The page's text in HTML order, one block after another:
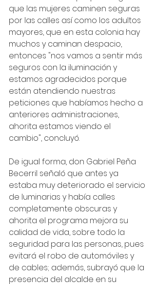
que las mujeres caminen seguras
por las calles así como los adultos
mayores, que en esta colonia hay
muchos y caminan despacio,
entonces "nos vamos a sentir más
seguros con la iluminación y
estamos agradecidos porque
están atendiendo nuestras
peticiones que habíamos hecho a
anteriores administraciones,
ahorita estamos viendo el
cambio", concluyó.
De igual forma, don Gabriel Peña
Becerril señaló que antes ya
estaba muy deteriorado el servicio
de luminarias y había calles
completamente obscuras y
ahorita el programa mejora su
calidad de vida, sobre todo la
seguridad para las personas, pues
evitará el robo de automóviles y
de cables; además, subrayó que la
presencia del alcalde en su